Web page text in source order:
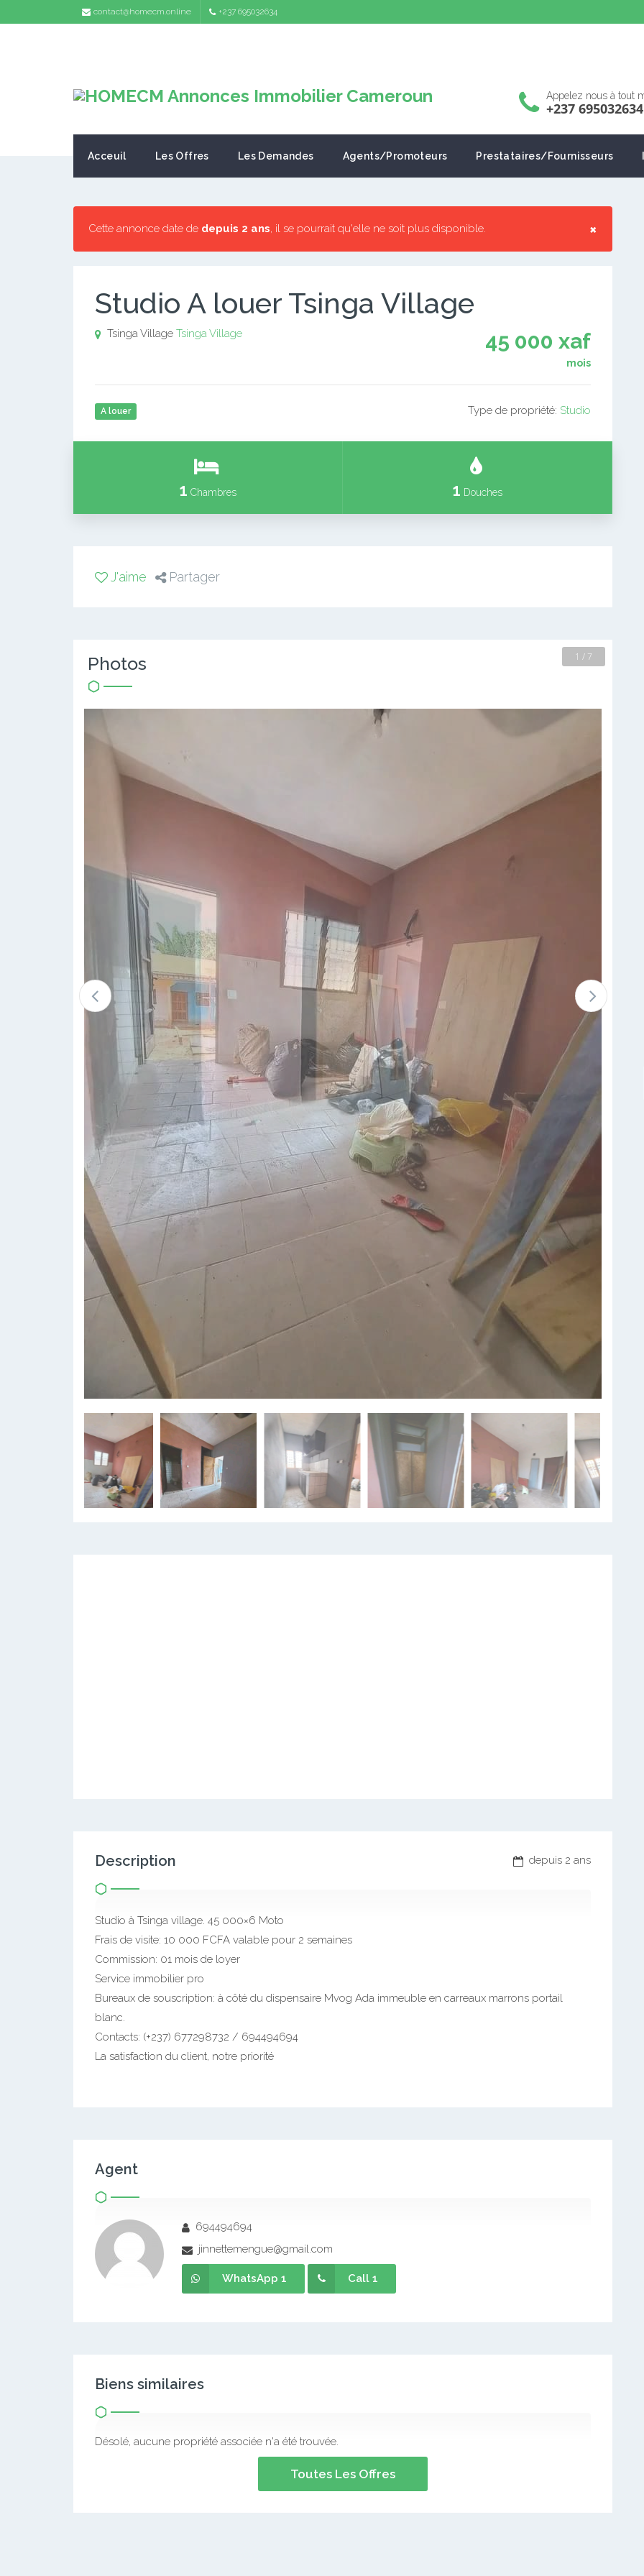
contact@homecm.online +237 695032634
Appelez nous à tout
+237 695032634
Acceuil Les Offres Les Demandes Agents/Promoteurs Prestataires/Fournisseurs
×
Cette annonce date de depuis 2 ans, il se pourrait qu'elle ne soit plus disponible.
Studio A louer Tsinga Village
45 000 xaf
mois
Tsinga Village Tsinga Village
A louer Type de propriété: Studio
1 Chambres 1 Douches
J'aime Partager
Photos 2 / 7
depuis 2 ans
Description
Studio à Tsinga village. 45 000×6 Moto
Frais de visite: 10 000 FCFA valable pour 2 semaines
Commission: 01 mois de loyer
Service immobilier pro
Bureaux de souscription: à côté du dispensaire Mvog Ada immeuble en carreaux marrons portail
blanc.
Contacts: (+237) 677298732 / 694494694
La satisfaction du client, notre priorité
Agent
694494694
jinnettemengue@gmail.com
WhatsApp 1 Call 1
Biens similaires
Désolé, aucune propriété associée n'a été trouvée.
Toutes Les Offres